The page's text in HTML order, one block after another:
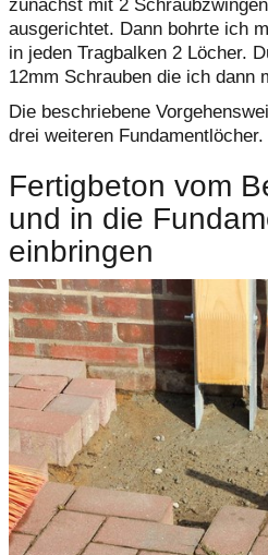
zunächst mit 2
ausgerichtet. Dann bohrte ich
in jeden Tragbalken 2 Löcher.
12mm Schrauben die ich dann
Die beschriebene
drei weiteren Fundamentlöcher.
Fertigbeton vom
und in die
einbringen